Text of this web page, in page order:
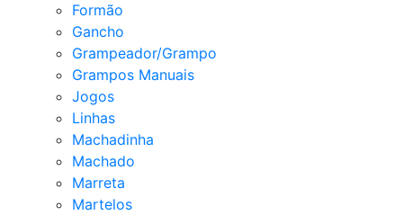
Formão
Gancho
Grampeador/Grampo
Grampos Manuais
Jogos
Linhas
Machadinha
Machado
Marreta
Martelos